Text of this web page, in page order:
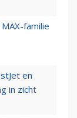
familie
en
in zicht